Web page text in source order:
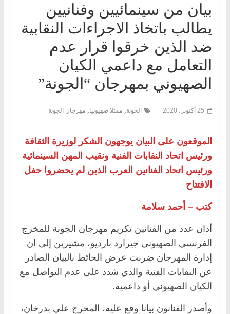
بيان من سينمائيين وفنانيين
يطالب باتخاذ الاجراءات النقابية
ضد الذين خرقوا قرار عدم
التعامل مع داعمي الكيان
الصهيوني بمهرجان “الجونة”
25 أكتوبر، 2020 الجونة, ممثلا صهيونيا, مهرجان الجونة
الموقعون على البيان يوجهون الشكر لوزيرة الثقافة
ورئيس اتحاد النقابات الفنية ونقيب المهن السينمائية
ورئيس اتحاد الفنانين العرب الذين لم يحضروا حفل
الافتتاح
كتب – أحمد سلامة
أدان عدد من الفنانين تكريم مهرجان الجونة للمخرج
الفرنسي الصهيوني جيرارد بارديو، مشيرين إلى ان
إدارة المهرجان ضربت عرض الحائط بالبيان الصادر
عن النقابات الفنية والذي شدد على عدم التواصل مع
الكيان الصهيوني أو داعميه.
وأصدر الفنانون بيانا وقع عليه، المخرج علي بدرخان،